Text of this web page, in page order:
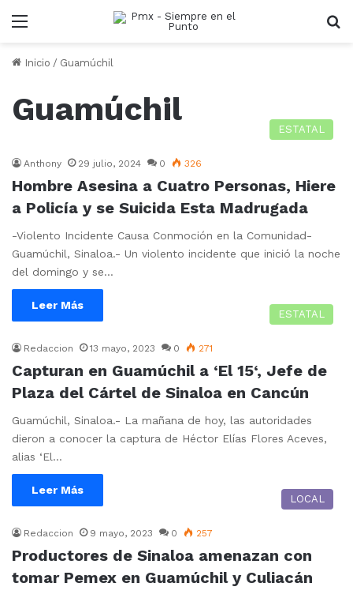
Menu
Inicio / Guamúchil
Guamúchil
ESTATAL
Anthony 29 julio, 2024 0 326
Hombre Asesina a Cuatro Personas, Hiere
a Policía y se Suicida Esta Madrugada
-Violento Incidente Causa Conmoción en la Comunidad-
Guamúchil, Sinaloa.- Un violento incidente que inició la noche
del domingo y se…
Leer Más
ESTATAL
Redaccion 13 mayo, 2023 0 271
Capturan en Guamúchil a ‘El 15‘, Jefe de
Plaza del Cártel de Sinaloa en Cancún
Guamúchil, Sinaloa.- La mañana de hoy, las autoridades
dieron a conocer la captura de Héctor Elías Flores Aceves,
alias ‘El…
Leer Más
LOCAL
Redaccion 9 mayo, 2023 0 257
Productores de Sinaloa amenazan con
tomar Pemex en Guamúchil y Culiacán